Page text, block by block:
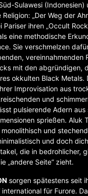
Sulawesi
„Der Weg der
ihren „Occult
eine methodische
Sie verschmelzen
vereinnahmenden
mit den abgründigen,
okkulten Black Metals.
Improvisation aus
und
pulsierende Adern
sprießen. Aluk
und
und doch
die in bedrohlicher,
„andere Seite“ zieht.
sorgen spätestens seit
international für Furore.